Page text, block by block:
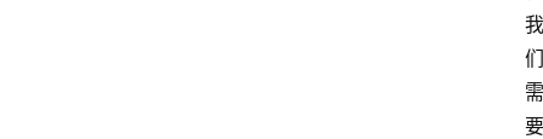
我
们
需
要